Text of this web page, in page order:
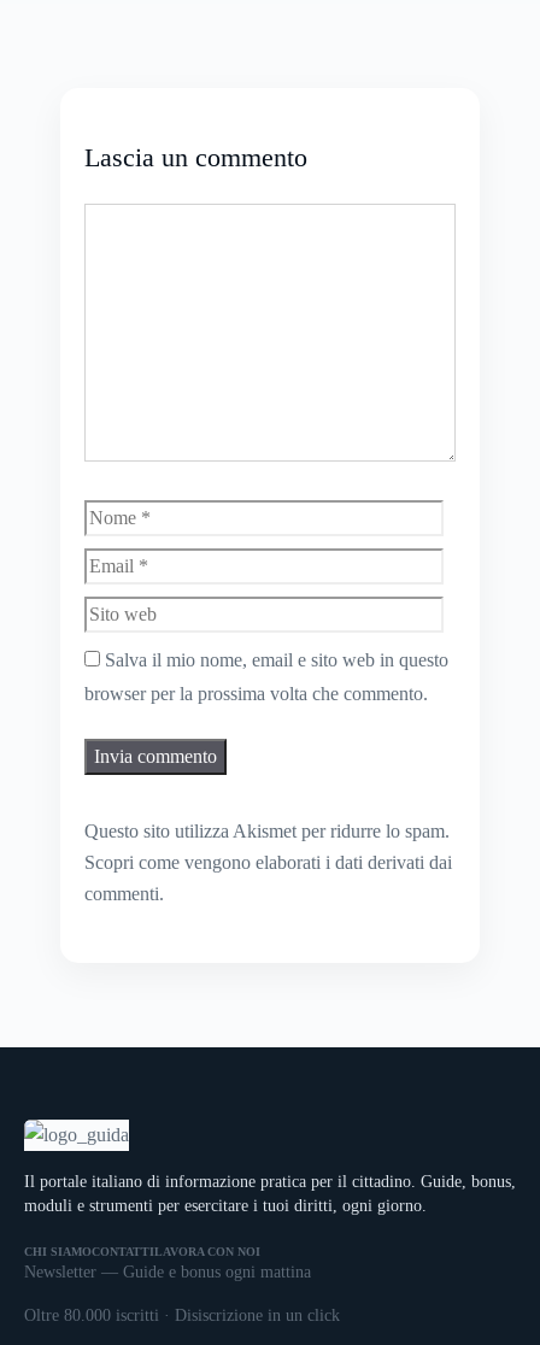
Lascia un commento
Nome
web
Salva il mio nome, email e sito web in questo
browser per la prossima volta che commento.
Questo sito utilizza Akismet per ridurre lo spam.
Scopri come vengono elaborati i dati derivati dai
commenti.
Il portale italiano di informazione pratica per il cittadino. Guide, bonus,
moduli e strumenti per esercitare i tuoi diritti, ogni giorno.
CHI SIAMOCONTATTI LAVORA CON NOI
Newsletter — Guide e bonus ogni mattina
Oltre 80.000 iscritti · Disiscrizione in un click